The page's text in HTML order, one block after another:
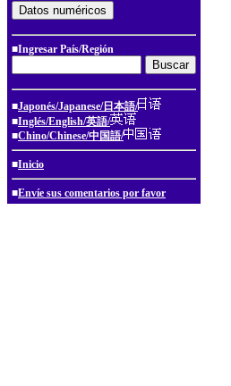
■Ingresar País/Región
■Japonés/Japanese/日本語/
■Inglés/English/英語/
■Chino/Chinese/中国語/
■Inicio
■Envíe sus comentarios por favor